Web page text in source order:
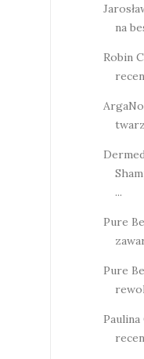
na
Robin
...
Pure
Pure